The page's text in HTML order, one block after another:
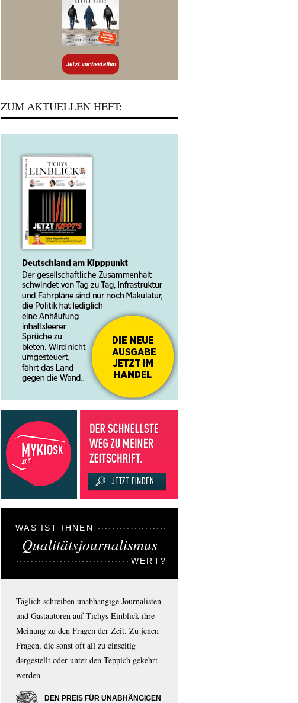
ZUM AKTUELLEN HEFT:
WAS IST IHNEN
Qualitätsjournalismus
WERT?
Täglich schreiben unabhängige Journalisten
und Gastautoren auf Tichys Einblick ihre
Meinung zu den Fragen der Zeit. Zu jenen
Fragen, die sonst oft all zu einseitig
dargestellt oder unter den Teppich gekehrt
werden.
DEN PREIS FÜR UNABHÄNGIGEN